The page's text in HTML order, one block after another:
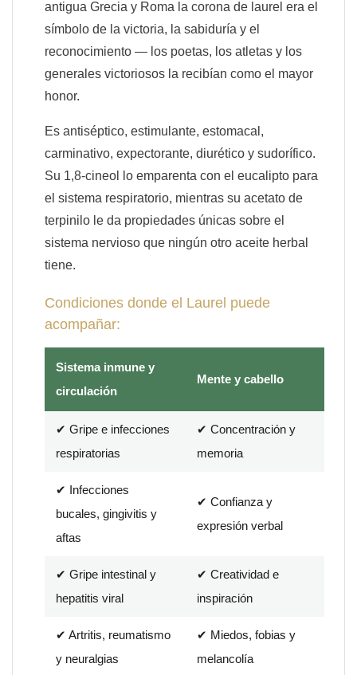
antigua Grecia y Roma la corona de laurel era el
símbolo de la victoria, la sabiduría y el
reconocimiento — los poetas, los atletas y los
generales victoriosos la recibían como el mayor
honor.
Es antiséptico, estimulante, estomacal,
carminativo, expectorante, diurético y sudorífico.
Su 1,8-cineol lo emparenta con el eucalipto para
el sistema respiratorio, mientras su acetato de
terpinilo le da propiedades únicas sobre el
sistema nervioso que ningún otro aceite herbal
tiene.
Condiciones donde el Laurel puede
acompañar:
Sistema inmune y
circulación
Mente y cabello
✔ Gripe e infecciones
respiratorias
✔ Concentración y
memoria
✔ Infecciones
bucales, gingivitis y
aftas
✔ Confianza y
expresión verbal
✔ Gripe intestinal y
hepatitis viral
✔ Creatividad e
inspiración
✔ Artritis, reumatismo
y neuralgias
✔ Miedos, fobias y
melancolía